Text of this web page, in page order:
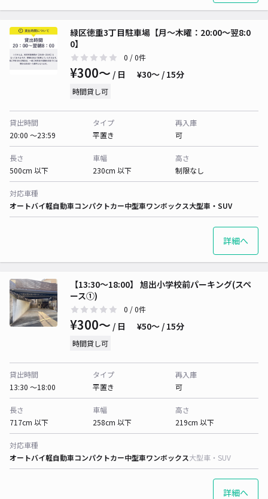
緑区徳重3丁目駐車場【月〜木曜：20:00〜翌8:0
0】
0 / 0件
¥300〜 / 日 ¥30〜 / 15分
時間貸し可
貸出時間
20:00 〜23:59
タイプ
平置き
再入庫
可
長さ
500cm 以下
車幅
230cm 以下
高さ
制限なし
対応車種
オートバイ軽自動車コンパクトカー中型車ワンボックス大型車・SUV
詳細へ
【13:30〜18:00】 旭出小学校前パーキング(スペ
ース①)
0 / 0件
¥300〜 / 日 ¥50〜 / 15分
時間貸し可
貸出時間
13:30 〜18:00
タイプ
平置き
再入庫
可
長さ
717cm 以下
車幅
258cm 以下
高さ
219cm 以下
対応車種
オートバイ軽自動車コンパクトカー中型車ワンボックス大型車・SUV
詳細へ